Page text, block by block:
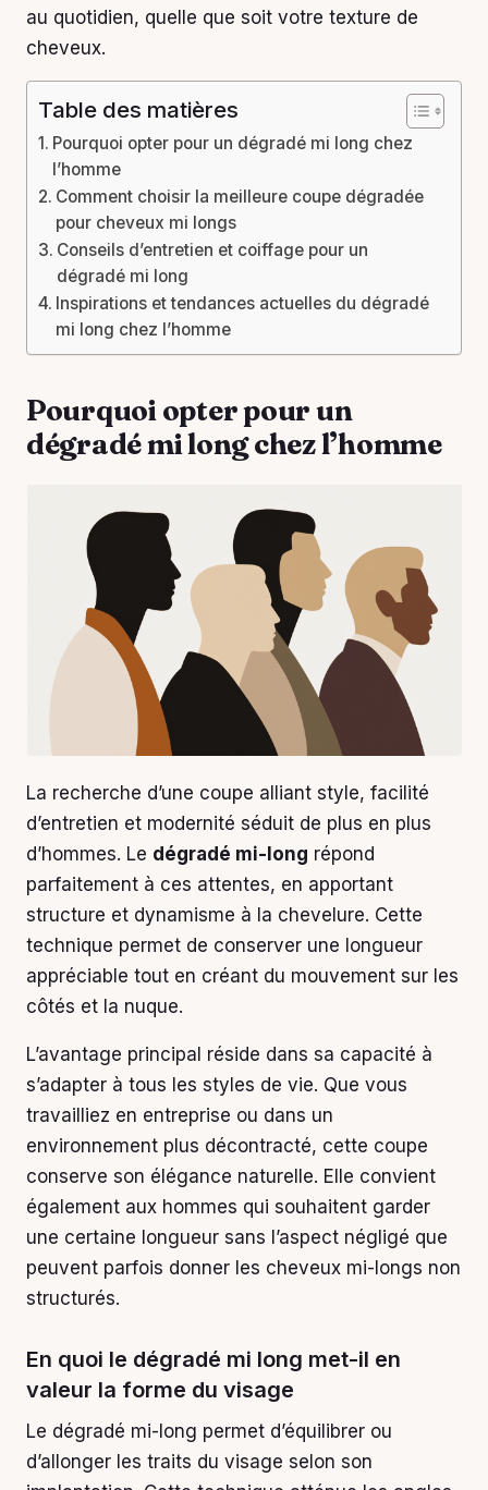
au quotidien, quelle que soit votre texture de
cheveux.
Table des matières
Pourquoi opter pour un dégradé mi long chez
l’homme
Comment choisir la meilleure coupe dégradée
pour cheveux mi longs
Conseils d’entretien et coiffage pour un
dégradé mi long
Inspirations et tendances actuelles du dégradé
mi long chez l’homme
Pourquoi opter pour un
dégradé mi long chez l’homme
La recherche d’une coupe alliant style, facilité
d’entretien et modernité séduit de plus en plus
d’hommes. Le dégradé mi-long répond
parfaitement à ces attentes, en apportant
structure et dynamisme à la chevelure. Cette
technique permet de conserver une longueur
appréciable tout en créant du mouvement sur les
côtés et la nuque.
L’avantage principal réside dans sa capacité à
s’adapter à tous les styles de vie. Que vous
travailliez en entreprise ou dans un
environnement plus décontracté, cette coupe
conserve son élégance naturelle. Elle convient
également aux hommes qui souhaitent garder
une certaine longueur sans l’aspect négligé que
peuvent parfois donner les cheveux mi-longs non
structurés.
En quoi le dégradé mi long met-il en
valeur la forme du visage
Le dégradé mi-long permet d’équilibrer ou
d’allonger les traits du visage selon son